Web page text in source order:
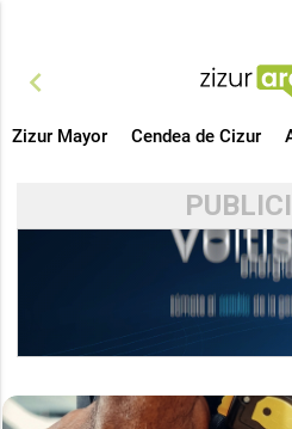
chevron_left
Zizur Mayor Cendea de Cizur